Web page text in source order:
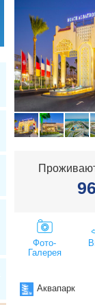
Фото-
Галерея
Аквапарк